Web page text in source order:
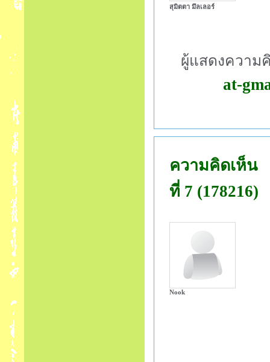
สุมิตตา มึลเลอร์
ผู้แสดงความ
at-
ความคิดเห็น
ที่ 7 (178216)
Nook